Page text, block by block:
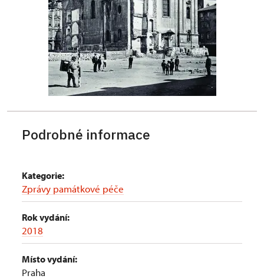
Podrobné informace
Kategorie:
Zprávy památkové péče
Rok vydání:
2018
Místo vydání:
Praha